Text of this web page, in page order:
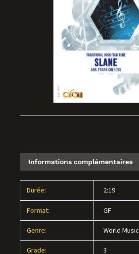
Informations complémentaires
Durée: 2:19
Format: GF
Genre: World Music
Grade: 3